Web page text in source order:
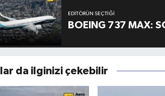
EDITÖRÜN SEÇTIĞI
BOEING 737 MAX:
da ilginizi çekebilir